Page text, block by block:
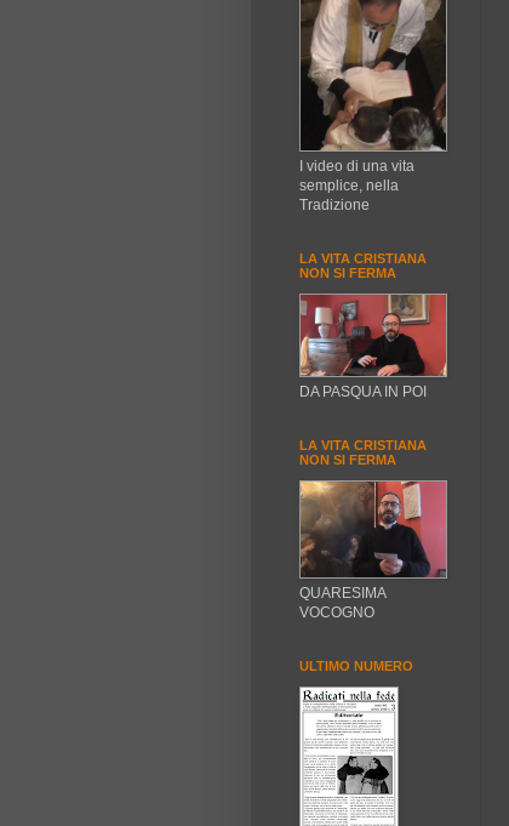
I video di una vita
semplice, nella
Tradizione
LA VITA CRISTIANA
NON SI FERMA
DA PASQUA IN POI
LA VITA CRISTIANA
NON SI FERMA
QUARESIMA
VOCOGNO
ULTIMO NUMERO